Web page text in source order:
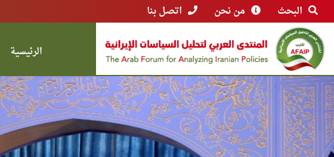
البحث من نحن اتصل بنا
الرئيسية